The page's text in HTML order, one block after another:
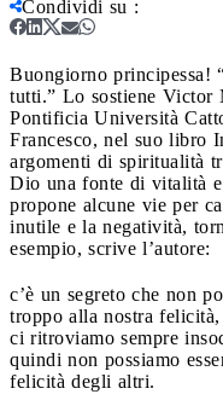
Condividi su :
Buongiorno principessa!
tutti.” Lo sostiene Victor
Pontificia Università
Francesco, nel suo libro
argomenti di spiritualità
Dio una fonte di vitalità
propone alcune vie per
inutile e la negatività,
esempio, scrive l’autore:
c’è un segreto che non
troppo alla nostra
ci ritroviamo sempre
quindi non possiamo
felicità degli altri.